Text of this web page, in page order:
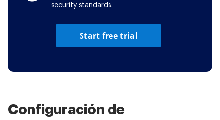
security standards.
Start free trial
Configuración de